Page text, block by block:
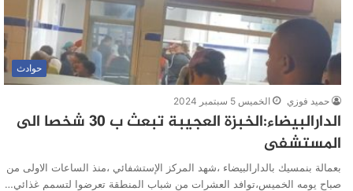
حوادث
حميد فوزي الخميس 5 سبتمبر 2024
الدارالبيضاء:الخبزة العجيبة تبعث ب 30 شخصا الى
المستشفى
بعمالة بنمسيك بالدارالبيضاء ،شهد المركز الإستشفائي ،منذ الساعات الاولى من
صباح يومه الخميس،توافد العشرات من شباب المنطقة تعرضوا لتسمم غذائي…